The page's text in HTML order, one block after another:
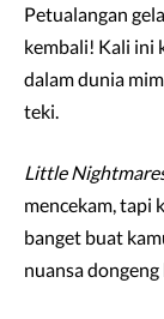
Petualangan
kembali! Kali ini
dalam dunia
teki.
Little
mencekam, tapi
banget buat
nuansa dongeng